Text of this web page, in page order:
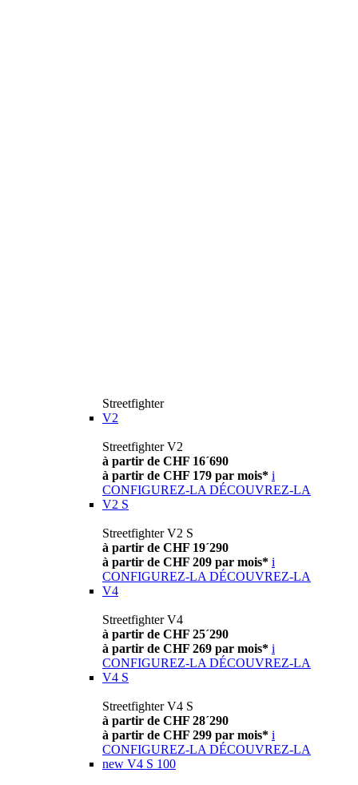
Streetfighter
V2
Streetfighter V2
à partir de CHF 16´690
à partir de CHF 179 par mois* i
CONFIGUREZ-LA DÉCOUVREZ-LA
V2 S
Streetfighter V2 S
à partir de CHF 19´290
à partir de CHF 209 par mois* i
CONFIGUREZ-LA DÉCOUVREZ-LA
V4
Streetfighter V4
à partir de CHF 25´290
à partir de CHF 269 par mois* i
CONFIGUREZ-LA DÉCOUVREZ-LA
V4 S
Streetfighter V4 S
à partir de CHF 28´290
à partir de CHF 299 par mois* i
CONFIGUREZ-LA DÉCOUVREZ-LA
new V4 S 100